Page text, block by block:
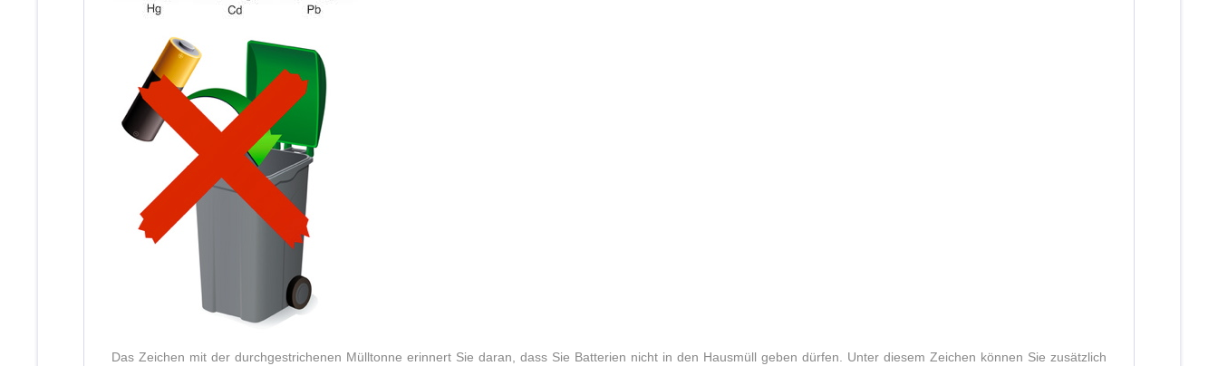
Das Zeichen mit der durchgestrichenen Mülltonne erinnert Sie daran, dass Sie Batterien nicht in den Hausmüll geben dürfen. Unter diesem Zeichen können Sie zusätzlich